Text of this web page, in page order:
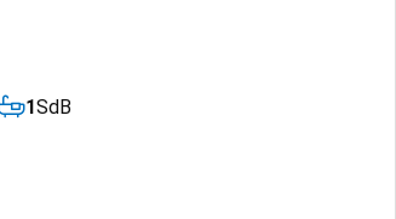
1SdB